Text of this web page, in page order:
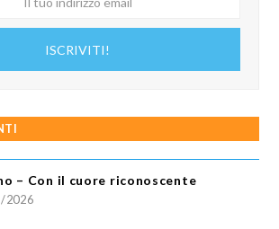
ISCRIVITI!
– Con il cuore riconoscente
2026